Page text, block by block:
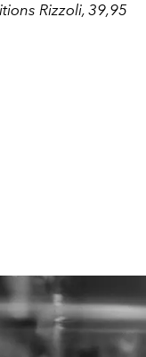
Rizzoli, 39,95